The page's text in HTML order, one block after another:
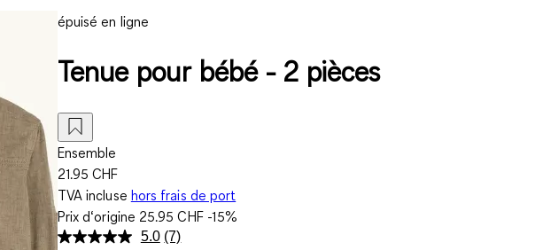
épuisé en ligne
Tenue pour bébé - 2 pièces
Ensemble
21.95 CHF
TVA incluse hors frais de port
Prix d‘origine 25.95 CHF-15%
5.0 Lire
(7)